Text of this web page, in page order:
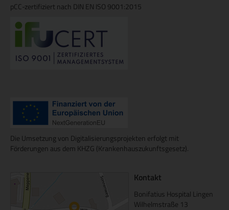
pCC-zertifiziert nach DIN EN ISO 9001:2015
Die Umsetzung von Digitalisierungsprojekten erfolgt mit
Förderungen aus dem KHZG (Krankenhauszukunftsgesetz).
Kontakt
Bonifatius Hospital Lingen
Wilhelmstraße 13